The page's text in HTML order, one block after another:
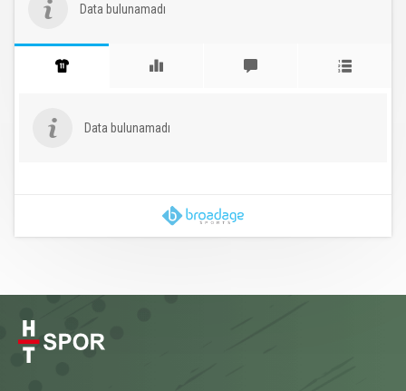
Data bulunamadı
Data bulunamadı